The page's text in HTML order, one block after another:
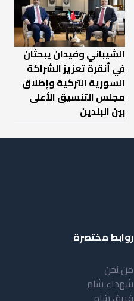
الشيباني وفيدان يبحثان
في أنقرة تعزيز الشراكة
السورية التركية وإطلاق
مجلس التنسيق الأعلى
بين البلدين
روابط مختصرة
من نحن
شهداء شام